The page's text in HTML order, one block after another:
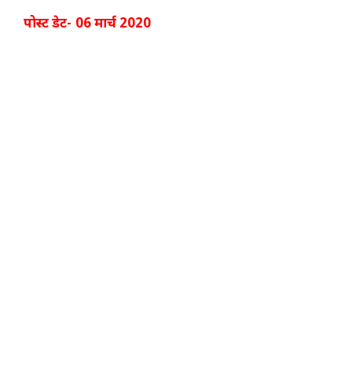
पोस्ट डेट- 06 मार्च 2020